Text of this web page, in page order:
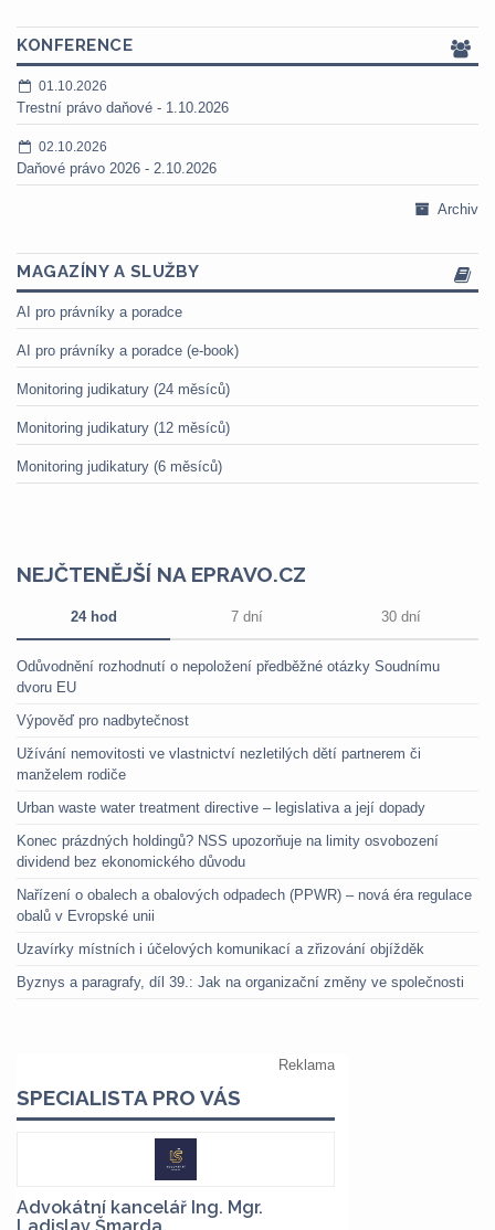
KONFERENCE
01.10.2026
Trestní právo daňové - 1.10.2026
02.10.2026
Daňové právo 2026 - 2.10.2026
Archiv
MAGAZÍNY A SLUŽBY
AI pro právníky a poradce
AI pro právníky a poradce (e-book)
Monitoring judikatury (24 měsíců)
Monitoring judikatury (12 měsíců)
Monitoring judikatury (6 měsíců)
NEJČTENĚJŠÍ NA EPRAVO.CZ
24 hod 7 dní 30 dní
Odůvodnění rozhodnutí o nepoložení předběžné otázky Soudnímu
dvoru EU
Výpověď pro nadbytečnost
Užívání nemovitosti ve vlastnictví nezletilých dětí partnerem či
manželem rodiče
Urban waste water treatment directive – legislativa a její dopady
Konec prázdných holdingů? NSS upozorňuje na limity osvobození
dividend bez ekonomického důvodu
Nařízení o obalech a obalových odpadech (PPWR) – nová éra regulace
obalů v Evropské unii
Uzavírky místních i účelových komunikací a zřizování objížděk
Byznys a paragrafy, díl 39.: Jak na organizační změny ve společnosti